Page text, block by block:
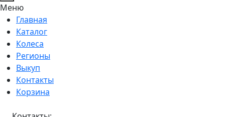
Меню
Главная
Каталог
Колеса
Регионы
Выкуп
Контакты
Корзина